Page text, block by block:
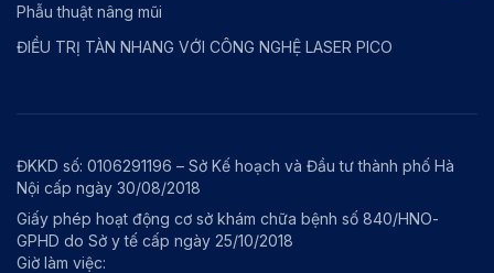
Phẫu thuật nâng mũi
ĐIỀU TRỊ TÀN NHANG VỚI CÔNG NGHỆ LASER PICO
ĐKKD số: 0106291196 – Sở Kế hoạch và Đầu tư thành phố Hà
Nội cấp ngày 30/08/2018
Giấy phép hoạt động cơ sở khám chữa bệnh số 840/HNO-
GPHD do Sở y tế cấp ngày 25/10/2018
Giờ làm việc: